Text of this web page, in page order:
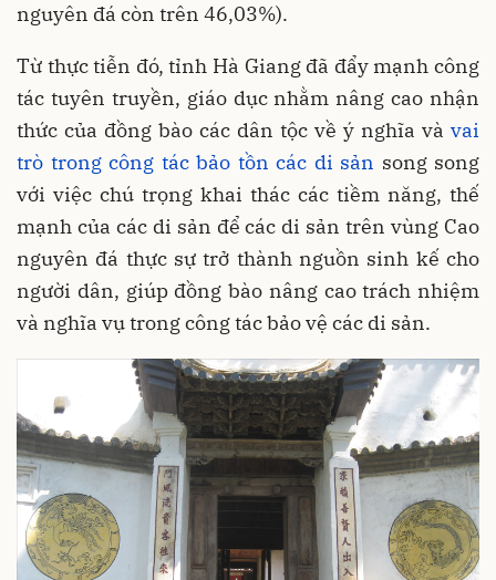
nguyên đá còn trên 46,03%).
Từ thực tiễn đó, tỉnh Hà Giang đã đẩy mạnh công
tác tuyên truyền, giáo dục nhằm nâng cao nhận
thức của đồng bào các dân tộc về ý nghĩa và vai
trò trong công tác bảo tồn các di sản song song
với việc chú trọng khai thác các tiềm năng, thế
mạnh của các di sản để các di sản trên vùng Cao
nguyên đá thực sự trở thành nguồn sinh kế cho
người dân, giúp đồng bào nâng cao trách nhiệm
và nghĩa vụ trong công tác bảo vệ các di sản.